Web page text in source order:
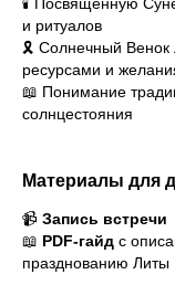
и ритуалов
🎗️ Солнечный Венок
ресурсами и
📖 Понимание
солнцестояния
Материалы для
📹 Запись встречи
📖 PDF-гайд с
празднованию Литы